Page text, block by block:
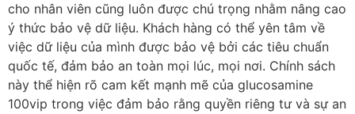
cho nhân viên cũng luôn được chú trọng nhằm nâng cao
ý thức bảo vệ dữ liệu. Khách hàng có thể yên tâm về
việc dữ liệu của mình được bảo vệ bởi các tiêu chuẩn
quốc tế, đảm bảo an toàn mọi lúc, mọi nơi. Chính sách
này thể hiện rõ cam kết mạnh mẽ của glucosamine
100vip trong việc đảm bảo rằng quyền riêng tư và sự an